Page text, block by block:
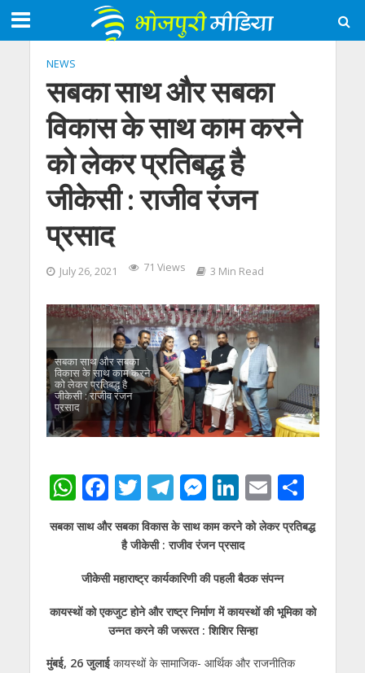
NEWS
सबका साथ और सबका
विकास के साथ काम करने
को लेकर प्रतिबद्ध है
जीकेसी : राजीव रंजन
प्रसाद
July 26, 2021 71 Views 3 Min Read
सबका साथ और सबका
विकास के साथ काम करने
को लेकर प्रतिबद्ध है
जीकेसी : राजीव रंजन
प्रसाद
W
h
at
s
A
p
F
ac
e
b
o
o
k
T
w
itt
er
T
el
e
gr
a
m
M
e
ss
e
n
g
er
Li
n
k
e
dI
n
E
m
ai
l
S
h
ar
सबका साथ और सबका विकास के साथ काम करने को लेकर प्रतिबद्ध
है जीकेसी : राजीव रंजन प्रसाद
जीकेसी महाराष्ट्र कार्यकारिणी की पहली बैठक संपन्न
कायस्थों को एकजुट होने और राष्ट्र निर्माण में कायस्थों की भूमिका को
उन्नत करने की जरूरत : शिशिर सिन्हा
मुंबई, 26 जुलाईकायस्थों के सामाजिक- आर्थिक और राजनीतिक